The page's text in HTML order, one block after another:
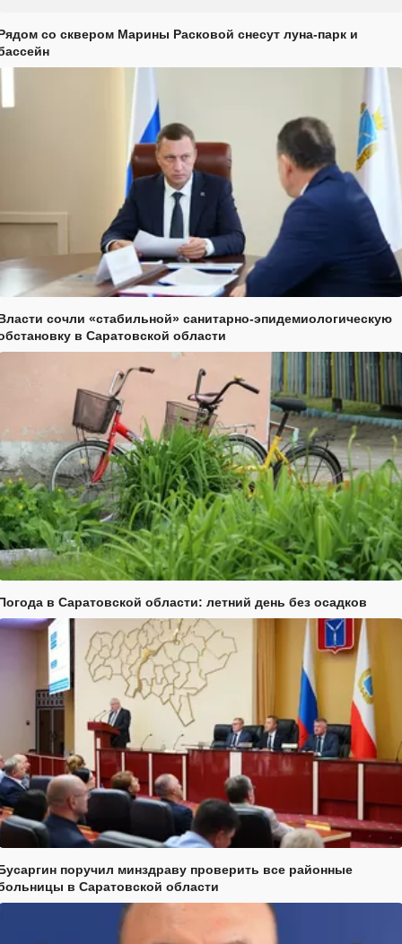
со сквером Марины Расковой снесут луна-парк и
сочли «стабильной» санитарно-эпидемиологическую
в Саратовской области
в Саратовской области: летний день без осадков
поручил минздраву проверить все районные
в Саратовской области